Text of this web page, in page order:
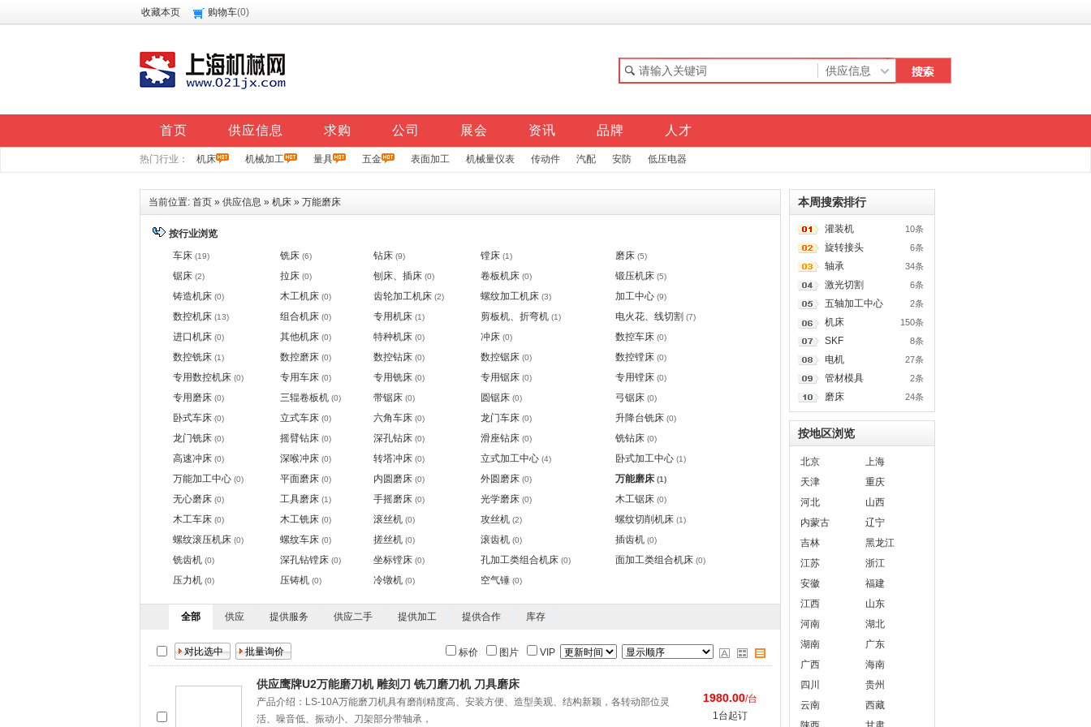
收藏本页 购物车(0)
首页 供应信息 求购 公司 展会 资讯 品牌 人才
热门行业： 机床 机械加工 量具 五金 表面加工 机械量仪表 传动件 汽配 安防 低压电器
当前位置: 首页 » 供应信息 » 机床 » 万能磨床
按行业浏览
车床 (19) 铣床 (6) 钻床 (9) 镗床 (1) 磨床 (5)
锯床 (2) 拉床 (0) 刨床、插床 (0) 卷板机床 (0) 锻压机床 (5)
铸造机床 (0) 木工机床 (0) 齿轮加工机床 (2) 螺纹加工机床 (3) 加工中心 (9)
数控机床 (13) 组合机床 (0) 专用机床 (1) 剪板机、折弯机 (1) 电火花、线切割 (7)
进口机床 (0) 其他机床 (0) 特种机床 (0) 冲床 (0) 数控车床 (0)
数控铣床 (1) 数控磨床 (0) 数控钻床 (0) 数控锯床 (0) 数控镗床 (0)
专用数控机床 (0) 专用车床 (0) 专用铣床 (0) 专用锯床 (0) 专用镗床 (0)
专用磨床 (0) 三辊卷板机 (0) 带锯床 (0) 圆锯床 (0) 弓锯床 (0)
卧式车床 (0) 立式车床 (0) 六角车床 (0) 龙门车床 (0) 升降台铣床 (0)
龙门铣床 (0) 摇臂钻床 (0) 深孔钻床 (0) 滑座钻床 (0) 铣钻床 (0)
高速冲床 (0) 深喉冲床 (0) 转塔冲床 (0) 立式加工中心 (4) 卧式加工中心 (1)
万能加工中心 (0) 平面磨床 (0) 内圆磨床 (0) 外圆磨床 (0) 万能磨床 (1)
无心磨床 (0) 工具磨床 (1) 手摇磨床 (0) 光学磨床 (0) 木工锯床 (0)
木工车床 (0) 木工铣床 (0) 滚丝机 (0) 攻丝机 (2) 螺纹切削机床 (1)
螺纹滚压机床 (0) 螺纹车床 (0) 搓丝机 (0) 滚齿机 (0) 插齿机 (0)
铣齿机 (0) 深孔钻镗床 (0) 坐标镗床 (0) 孔加工类组合机床 (0) 面加工类组合机床 (0)
压力机 (0) 压铸机 (0) 冷镦机 (0) 空气锤 (0)
全部 供应 提供服务 供应二手 提供加工 提供合作 库存
标价 图片 VIP
供应鹰牌U2万能磨刀机 雕刻刀 铣刀磨刀机 刀具磨床
产品介绍：LS-10A万能磨刀机具有磨削精度高、安装方便、造型美观、结构新颖，各转动部位灵
活、噪音低、振动小、刀架部分带轴承，
1980.00/台
1台起订
本周搜索排行
10条
灌装机
6条
旋转接头
34条
轴承
6条
激光切割
2条
五轴加工中心
150条
机床
8条
SKF
27条
电机
2条
管材模具
24条
磨床
按地区浏览
北京
上海
天津
重庆
河北
山西
内蒙古
辽宁
吉林
黑龙江
江苏
浙江
安徽
福建
江西
山东
河南
湖北
湖南
广东
广西
海南
四川
贵州
云南
西藏